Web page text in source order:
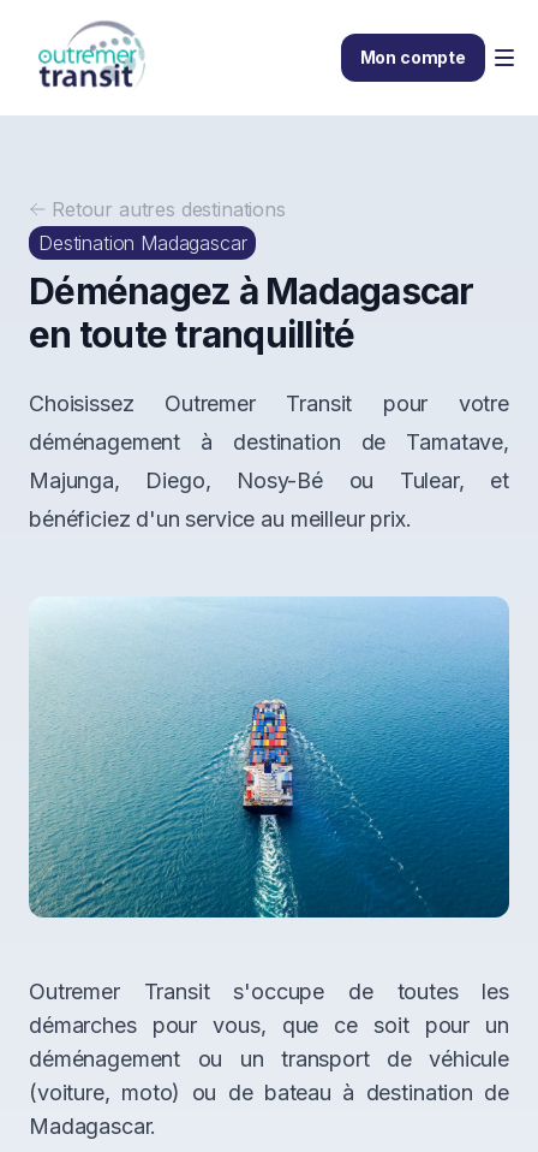
Mon compte
Retour autres destinations
Destination Madagascar
Déménagez à Madagascar
en toute tranquillité
Choisissez Outremer Transit pour votre
déménagement à destination de Tamatave,
Majunga, Diego, Nosy-Bé ou Tulear, et
bénéficiez d'un service au meilleur prix.
Outremer Transit s'occupe de toutes les
démarches pour vous, que ce soit pour un
déménagement ou un transport de véhicule
(voiture, moto) ou de bateau à destination de
Madagascar.